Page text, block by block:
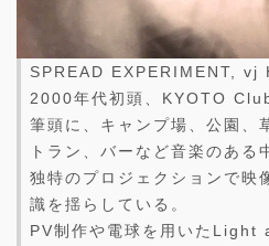
SPREAD EXPERIMENT, vj
2000年代初頭、KYOTO
筆頭に、キャンプ場、公園、
トラン、バーなど音楽のある
独特のプロジェクションで映
識を揺らしている。
PV制作や電球を用いたLight